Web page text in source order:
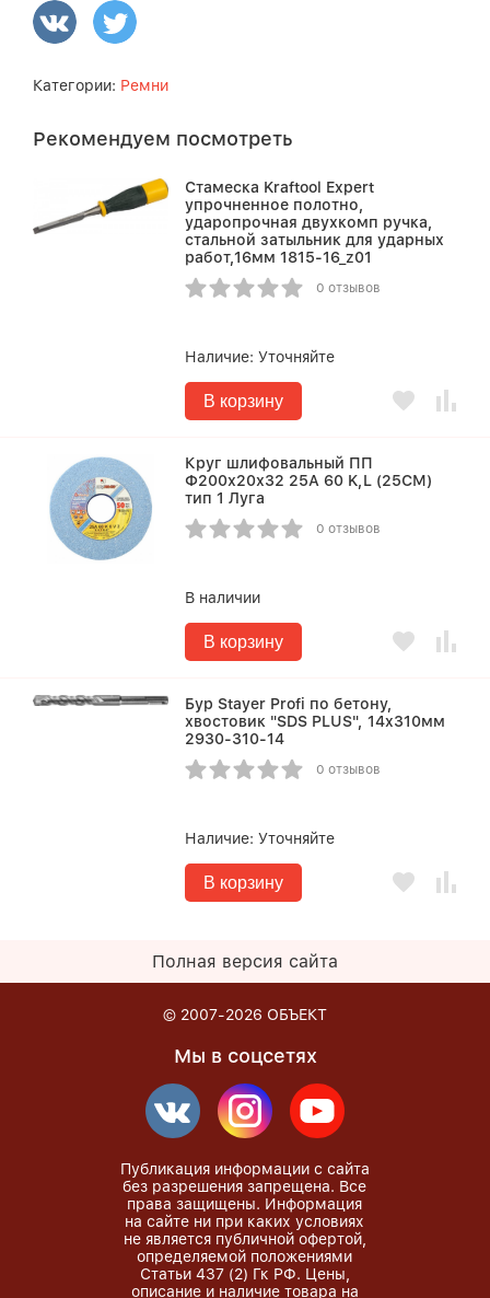
Категории: Ремни
Рекомендуем посмотреть
Стамеска Kraftool Expert
упрочненное полотно,
ударопрочная двухкомп ручка,
стальной затыльник для ударных
работ,16мм 1815-16_z01
0 отзывов
Наличие:Уточняйте
В корзину
Круг шлифовальный ПП
Ф200х20х32 25А 60 K,L (25СМ)
тип 1 Луга
0 отзывов
В наличии
В корзину
Бур Stayer Profi по бетону,
хвостовик "SDS PLUS", 14x310мм
2930-310-14
0 отзывов
Наличие:Уточняйте
В корзину
Полная версия сайта
© 2007-2026 ОБЪЕКТ
Мы в соцсетях
Публикация информации с сайта
без разрешения запрещена. Все
права защищены. Информация
на сайте ни при каких условиях
не является публичной офертой,
определяемой положениями
Статьи 437 (2) Гк РФ. Цены,
описание и наличие товара на